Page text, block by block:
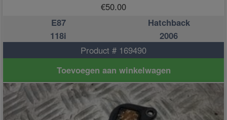
€50.00
E87
Hatchback
118i
2006
Product # 169490
Toevoegen aan winkelwagen